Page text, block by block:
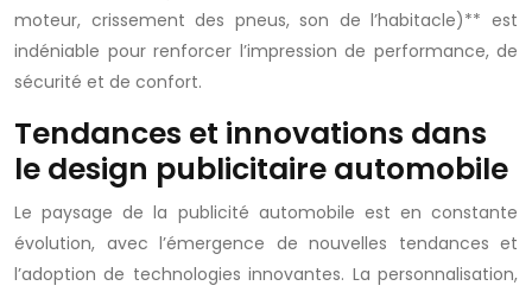
moteur, crissement des pneus, son de l’habitacle)** est
indéniable pour renforcer l’impression de performance, de
sécurité et de confort.
Tendances et innovations dans
le design publicitaire automobile
Le paysage de la publicité automobile est en constante
évolution, avec l’émergence de nouvelles tendances et
l’adoption de technologies innovantes. La personnalisation,